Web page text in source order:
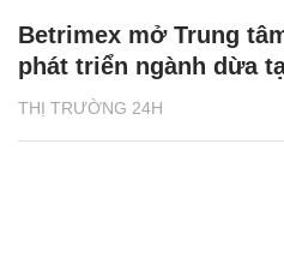
THỊ TRƯỜNG 24H
Betrimex mở Trung
phát triển ngành dừa